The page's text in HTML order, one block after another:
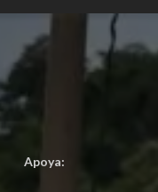
Apoya: